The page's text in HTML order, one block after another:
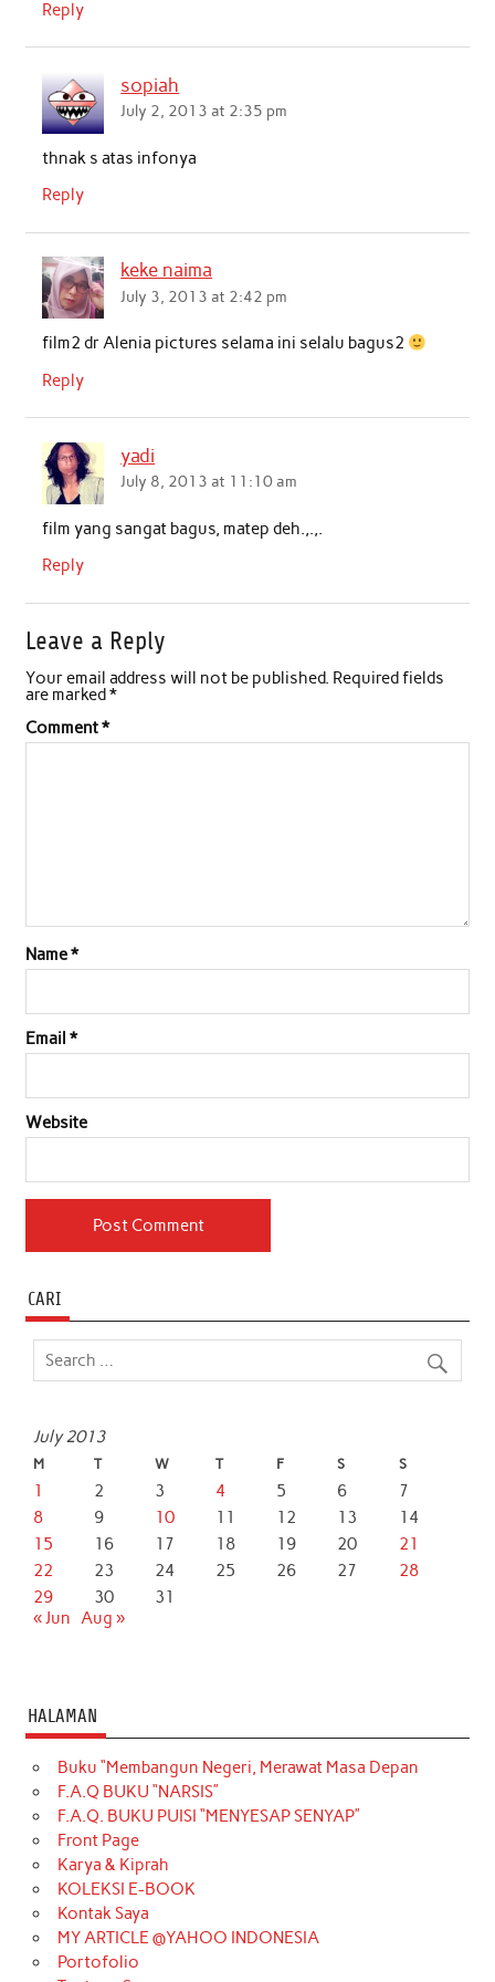
Reply
sopiah
July 2, 2013 at 2:35 pm
thnak s atas infonya
Reply
keke naima
July 3, 2013 at 2:42 pm
film2 dr Alenia pictures selama ini selalu bagus2
Reply
yadi
July 8, 2013 at 11:10 am
film yang sangat bagus, matep deh.,.,.
Reply
Leave a Reply
Your email address will not be published. Required fields
are marked*
Comment*
Name*
Email *
Website
CARI
July 2013
M T W T F S S
1 2 3 4 5 6
7
8
9 10 11 12 13
14
15
16 17 18 19 20
21
22
23 24 25 26 27
28
29
30
31
« Jun Aug »
HALAMAN
Buku “Membangun Negeri, Merawat Masa Depan
F.A.Q BUKU “NARSIS”
F.A.Q. BUKU PUISI “MENYESAP SENYAP”
Front Page
Karya & Kiprah
KOLEKSI E-BOOK
Kontak Saya
MY ARTICLE @YAHOO INDONESIA
Portofolio